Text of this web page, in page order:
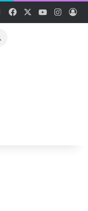
Facebook YouTube
Pretražite